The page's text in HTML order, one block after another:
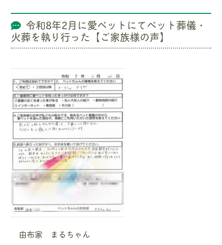
令和8年2月に愛ペットにてペット葬儀・
火葬を執り行った【ご家族様の声】
由布家 まるちゃん